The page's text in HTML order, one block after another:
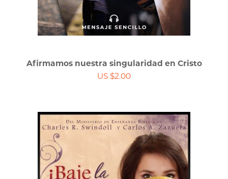
Afirmamos nuestra singularidad en Cristo
US $2.00